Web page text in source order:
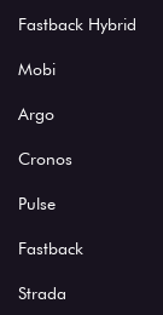
Fastback Hybrid
Mobi
Argo
Cronos
Pulse
Fastback
Strada